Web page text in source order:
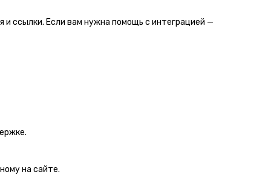
и ссылки. Если вам нужна помощь с интеграцией —
на сайте.